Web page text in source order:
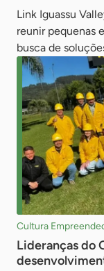
Link Iguassu
reunir pequenas
busca de
Cultura
Lideranças do